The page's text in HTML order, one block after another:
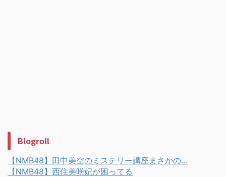
Blogroll
【NMB48】田中美空のミステリー講座まさかの…
【NMB48】西住美咲妃が困ってる